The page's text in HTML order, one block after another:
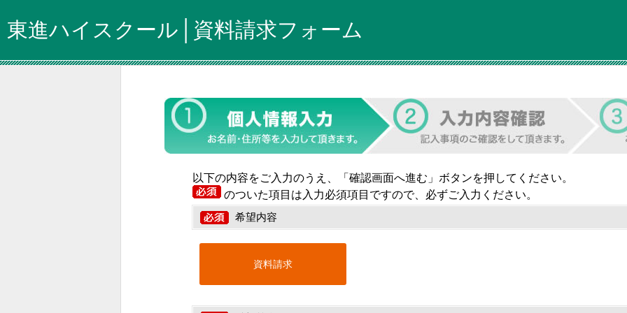
東進ハイスクール│資料請求フォーム
以下の内容をご入力のうえ、「確認画面へ進む」ボタンを押してください。
のついた項目は入力必須項目ですので、必ずご入力ください。
希望内容
資料請求